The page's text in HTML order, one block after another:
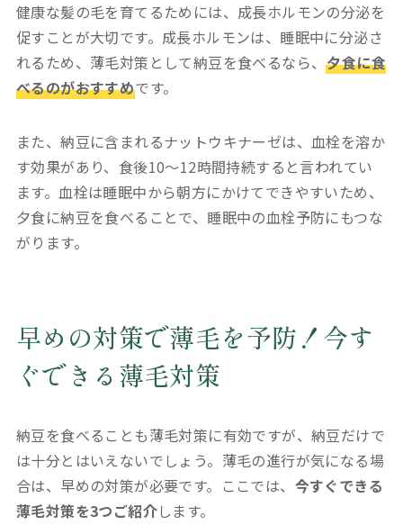
健康な髪の毛を育てるためには、成長ホルモンの分泌を
促すことが大切です。成長ホルモンは、睡眠中に分泌さ
れるため、薄毛対策として納豆を食べるなら、夕食に食
べるのがおすすめです。
また、納豆に含まれるナットウキナーゼは、血栓を溶か
す効果があり、食後10～12時間持続すると言われてい
ます。血栓は睡眠中から朝方にかけてできやすいため、
夕食に納豆を食べることで、睡眠中の血栓予防にもつな
がります。
早めの対策で薄毛を予防！今す
ぐできる薄毛対策
納豆を食べることも薄毛対策に有効ですが、納豆だけで
は十分とはいえないでしょう。薄毛の進行が気になる場
合は、早めの対策が必要です。ここでは、 今すぐできる
薄毛対策を3つご紹介します。